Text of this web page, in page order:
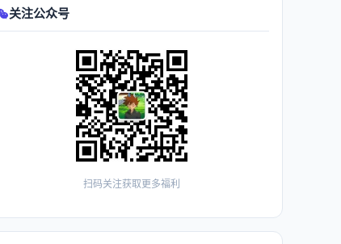
关注公众号
扫码关注获取更多福利